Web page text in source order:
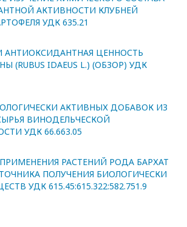
АКТИВНОСТИ КЛУБНЕЙ
УДК 635.21
АНТИОКСИДАНТНАЯ ЦЕННОСТЬ
IDAEUS L.) (ОБЗОР) УДК
АКТИВНЫХ ДОБАВОК ИЗ
ВИНОДЕЛЬЧЕСКОЙ
УДК 66.663.05
РАСТЕНИЙ РОДА БАРХАТ
ПОЛУЧЕНИЯ БИОЛОГИЧЕСКИ
УДК 615.45:615.322:582.751.9